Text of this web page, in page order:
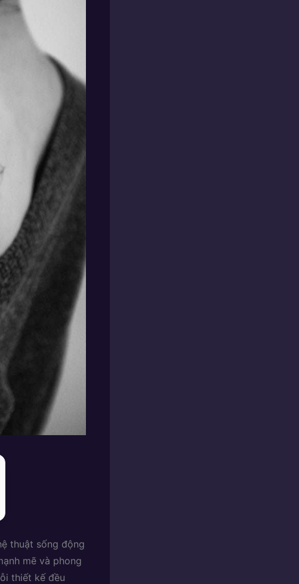
thuật sống động
mẽ và phong
thiết kế đều